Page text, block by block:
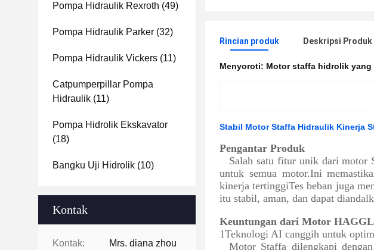
Pompa Hidraulik Rexroth (49)
Pompa Hidraulik Parker (32)
Pompa Hidraulik Vickers (11)
Catpumperpillar Pompa
Hidraulik (11)
Pompa Hidrolik Ekskavator
(18)
Bangku Uji Hidrolik (10)
Kontak
Kontak: Mrs. diana zhou
Rincian produk Deskripsi Produk
Menyoroti: Motor staffa hidrolik yang
Stabil Motor Staffa Hidraulik Kinerja
Pengantar Produk
Salah satu fitur unik dari motor
untuk semua motor.Ini
kinerja tertinggiTes beban juga
itu stabil, aman, dan dapat
Keuntungan dari Motor
1Teknologi AI canggih untuk
Motor Staffa dilengkapi